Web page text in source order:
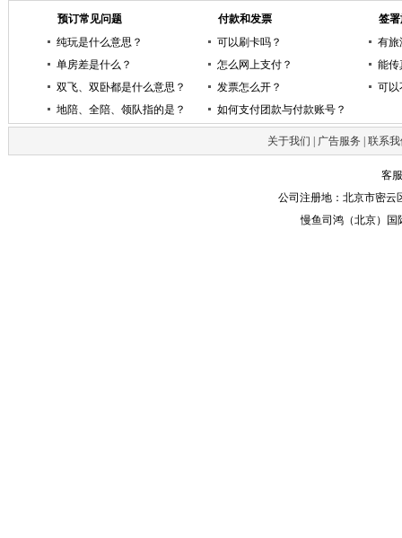
预订常见问题
纯玩是什么意思？
单房差是什么？
双飞、双卧都是什么意思？
地陪、全陪、领队指的是？
付款和发票
可以刷卡吗？
怎么网上支付？
发票怎么开？
如何支付团款与付款账号？
签
有旅
能传
可以
关于我们 广告服务 联系
客
公司注册地：北京市密云
慢鱼司鸿（北京）